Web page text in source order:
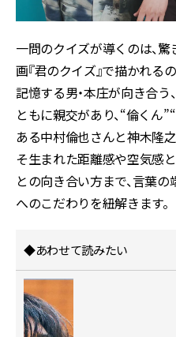
一問のクイズが導くのは、
画『君のクイズ』で描かれる
記憶する男・本庄が向き合う
ともに親交があり、“倫くん
ある中村倫也さんと神木隆
そ生まれた距離感や空気感
との向き合い方まで、言葉
へのこだわりを紐解きます。
◆あわせて読みたい